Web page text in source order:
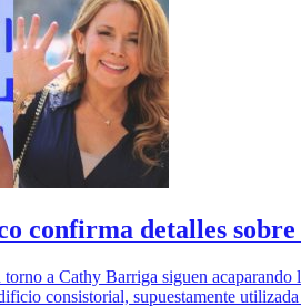
confirma detalles
a Cathy Barriga siguen
consistorial, supuestamente utilizada